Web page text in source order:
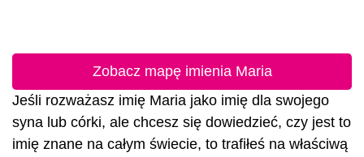
Zobacz mapę imienia Maria
Jeśli rozważasz imię Maria jako imię dla swojego
syna lub córki, ale chcesz się dowiedzieć, czy jest to
imię znane na całym świecie, to trafiłeś na właściwą